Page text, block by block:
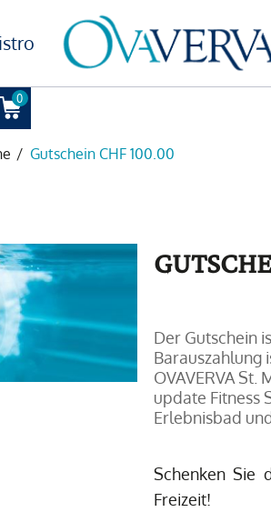
0
/ Gutschein CHF 100.00
Der Gutschein
Barauszahlung
OVAVERVA
update Fitness
Erlebnisbad
Schenken Sie
Freizeit!